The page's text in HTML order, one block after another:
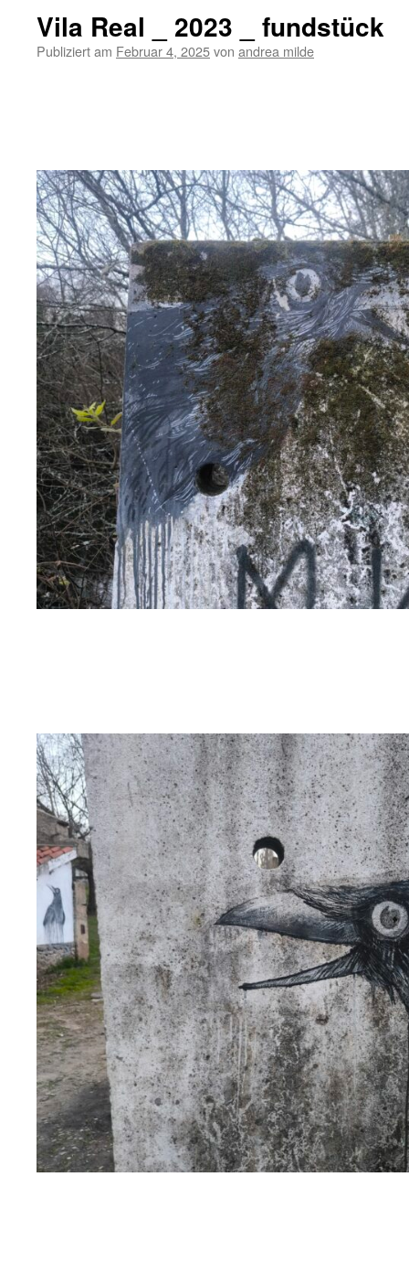
Vila Real _ 2023 _ fundstück
Publiziert am Februar 4, 2025von andrea milde